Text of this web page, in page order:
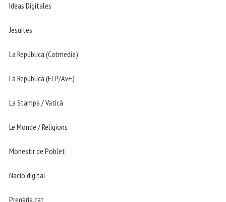
Ideas Digitales
Jesuites
La República (Catmedia)
La República (ELP/Av+)
La Stampa / Vaticà
Le Monde / Religions
Monestir de Poblet
Nacio digital
Pregària.cat